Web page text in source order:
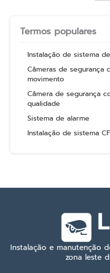
Termos populares
Instalação de sistema
Câmeras de segurança
movimento
Câmera de segurança
qualidade
Sistema de alarme
Instalação de sistema
Instalação e manutenção
zona leste